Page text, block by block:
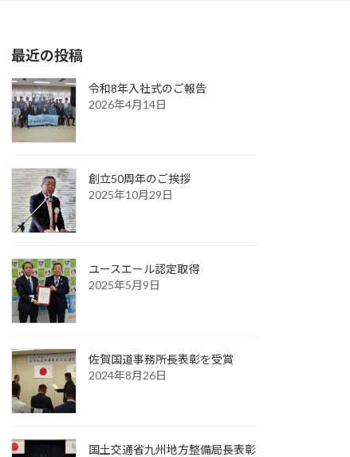
最近の投稿
令和8年入社式のご報告
2026年4月14日
創立50周年のご挨拶
2025年10月29日
ユースエール認定取得
2025年5月9日
佐賀国道事務所長表彰を受賞
2024年8月26日
国土交通省九州地方整備局長表彰